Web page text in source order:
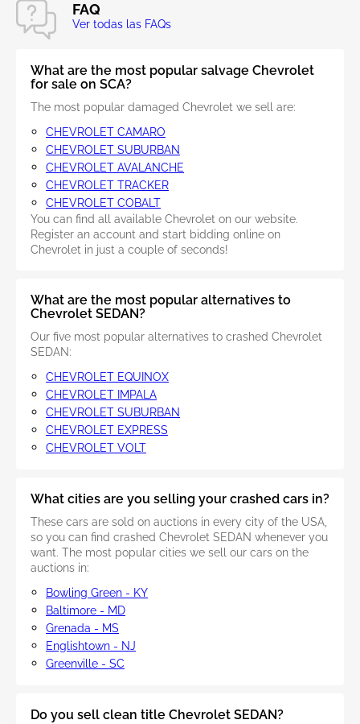
FAQ
Ver todas las FAQs
What are the most popular salvage Chevrolet
for sale on SCA?
The most popular damaged Chevrolet we sell are:
CHEVROLET CAMARO
CHEVROLET SUBURBAN
CHEVROLET AVALANCHE
CHEVROLET TRACKER
CHEVROLET COBALT
You can find all available Chevrolet on our website.
Register an account and start bidding online on
Chevrolet in just a couple of seconds!
What are the most popular alternatives to
Chevrolet SEDAN?
Our five most popular alternatives to crashed Chevrolet
SEDAN:
CHEVROLET EQUINOX
CHEVROLET IMPALA
CHEVROLET SUBURBAN
CHEVROLET EXPRESS
CHEVROLET VOLT
What cities are you selling your crashed cars in?
These cars are sold on auctions in every city of the USA,
so you can find crashed Chevrolet SEDAN whenever you
want. The most popular cities we sell our cars on the
auctions in:
Bowling Green - KY
Baltimore - MD
Grenada - MS
Englishtown - NJ
Greenville - SC
Do you sell clean title Chevrolet SEDAN?